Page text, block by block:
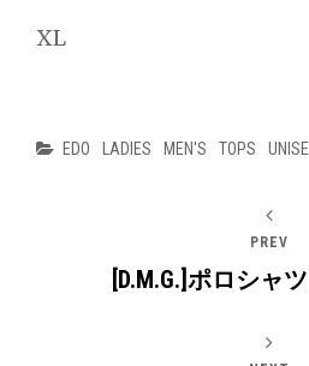
XL
Categories
EDO LADIES MEN'S TOPS
PREV
[D.M.G.]ポロシャ